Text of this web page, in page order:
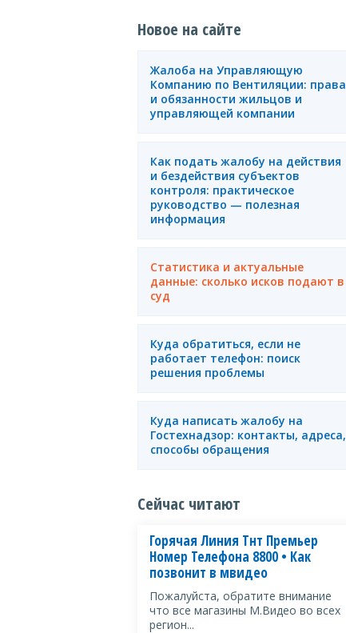
Новое на сайте
Жалоба на Управляющую
Компанию по Вентиляции: права
и обязанности жильцов и
управляющей компании
Как подать жалобу на действия
и бездействия субъектов
контроля: практическое
руководство — полезная
информация
Статистика и актуальные
данные: сколько исков подают в
суд
Куда обратиться, если не
работает телефон: поиск
решения проблемы
Куда написать жалобу на
Гостехнадзор: контакты, адреса,
способы обращения
Сейчас читают
Горячая Линия Тнт Премьер
Номер Телефона 8800 • Как
позвонит в мвидео
Пожалуйста, обратите внимание
что все магазины М.Видео во всех
регион...